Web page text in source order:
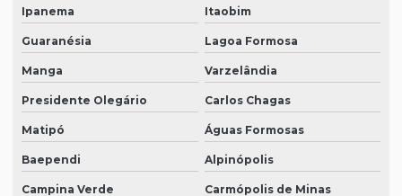
Ipanema Itaobim
Guaranésia Lagoa Formosa
Manga Varzelândia
Presidente Olegário Carlos Chagas
Matipó Águas Formosas
Baependi Alpinópolis
Campina Verde Carmópolis de Minas